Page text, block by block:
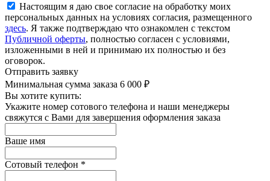
Настоящим я даю свое согласие на обработку моих
персональных данных на условиях согласия, размещенного
здесь. Я также подтверждаю что ознакомлен с текстом
Публичной оферты, полностью согласен с условиями,
изложенными в ней и принимаю их полностью и без
оговорок.
Отправить заявку
Минимальная сумма заказа 6 000 ₽
Вы хотите купить:
Укажите номер сотового телефона и наши менеджеры
свяжутся с Вами для завершения оформления заказа
Ваше имя
Сотовый телефон *